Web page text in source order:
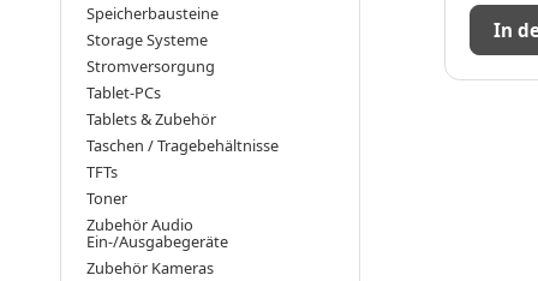
In
Speicherbausteine
Storage Systeme
Stromversorgung
Tablet-PCs
Tablets & Zubehör
Taschen / Tragebehältnisse
TFTs
Toner
Zubehör Audio
Ein-/Ausgabegeräte
Zubehör Kameras